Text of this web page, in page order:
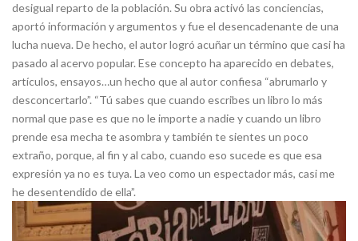
desigual reparto de la población. Su obra activó las conciencias,
aportó información y argumentos y fue el desencadenante de una
lucha nueva. De hecho, el autor logró acuñar un término que casi ha
pasado al acervo popular. Ese concepto ha aparecido en debates,
artículos, ensayos…un hecho que al autor confiesa “abrumarlo y
desconcertarlo”. “Tú sabes que cuando escribes un libro lo más
normal que pase es que no le importe a nadie y cuando un libro
prende esa mecha te asombra y también te sientes un poco
extraño, porque, al fin y al cabo, cuando eso sucede es que esa
expresión ya no es tuya. La veo como un espectador más, casi me
he desentendido de ella”.